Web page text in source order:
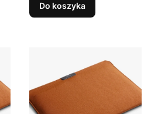
Do koszyka